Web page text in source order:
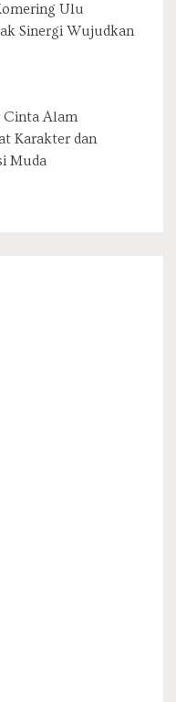
Ulu
Sinergi Wujudkan
Cinta Alam
Karakter dan
Muda